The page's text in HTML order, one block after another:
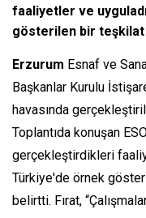
faaliyetler ve
gösterilen bir
Erzurum Esnaf ve
Başkanlar Kurulu
havasında
Toplantıda konuşan
gerçekleştirdikleri
Türkiye'de örnek
belirtti. Fırat,